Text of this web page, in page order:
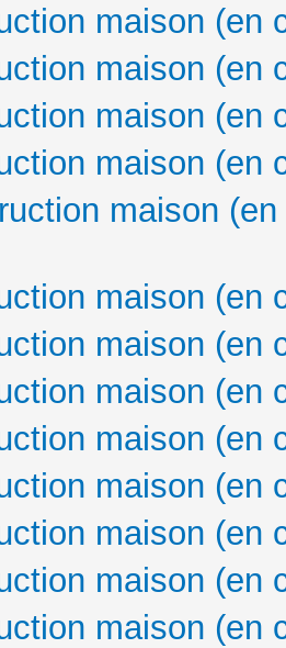
maison (en
maison (en
maison (en
maison (en
maison
maison (en
maison (en
maison (en
maison (en
maison (en
maison (en
maison (en
maison (en